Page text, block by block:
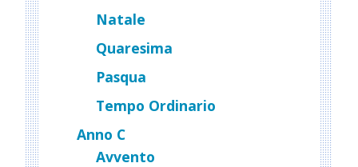
Natale
Quaresima
Pasqua
Tempo Ordinario
Anno C
Avvento